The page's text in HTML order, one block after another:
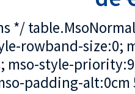
*/
rowband-size:0;
mso-style-
padding-alt:0cm